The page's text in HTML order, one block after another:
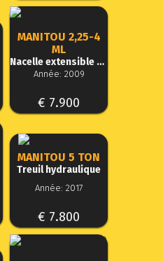
MANITOU 2,25-4
ML
Nacelle extensible et orientable
Année: 2009
€ 7.900
MANITOU 5 TON
Treuil hydraulique
Année: 2017
€ 7.800